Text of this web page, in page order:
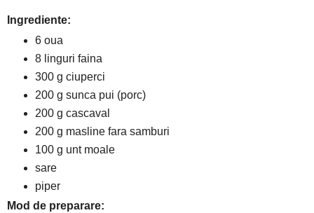
Ingrediente:
6 oua
8 linguri faina
300 g ciuperci
200 g sunca pui (porc)
200 g cascaval
200 g masline fara samburi
100 g unt moale
sare
piper
Mod de preparare: